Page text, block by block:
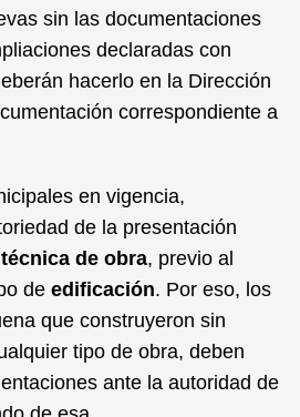
sin las documentaciones
declaradas con
hacerlo en la Dirección
correspondiente a
en vigencia,
de la presentación
de obra, previo al
de edificación. Por eso, los
que construyeron sin
tipo de obra, deben
ante la autoridad de